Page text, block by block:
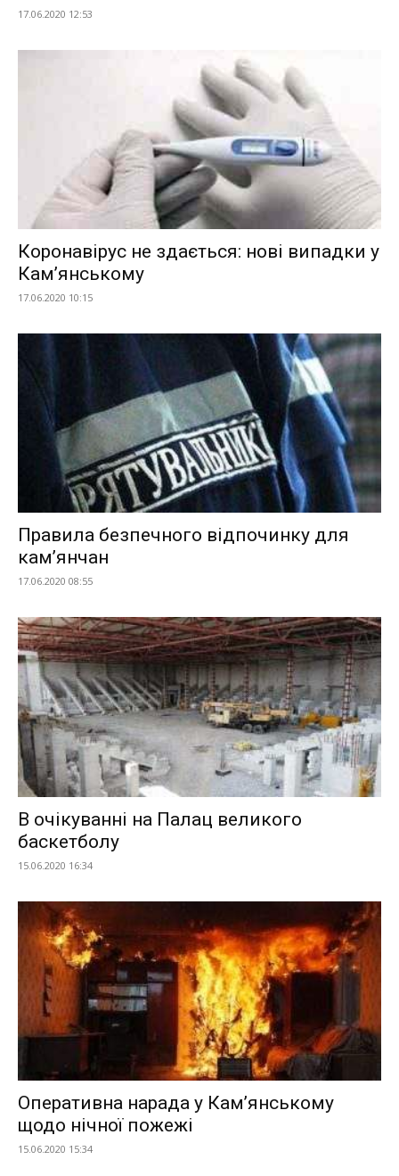
17.06.2020 12:53
Коронавірус не здається: нові випадки у
Кам’янському
17.06.2020 10:15
Правила безпечного відпочинку для
кам’янчан
17.06.2020 08:55
В очікуванні на Палац великого
баскетболу
15.06.2020 16:34
Оперативна нарада у Кам’янському
щодо нічної пожежі
15.06.2020 15:34